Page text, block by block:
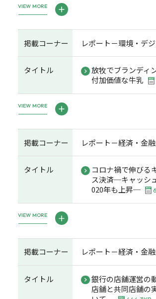
VIEW MORE
掲載コーナー レポート－環境・デ
タイトル
放牧でブランディ
付加価値な牛乳
VIEW MORE
掲載コーナー レポート－経済・金融
タイトル
コロナ禍で伸びる
ス決済─キャッシ
020年も上昇─
VIEW MORE
掲載コーナー レポート－経済・金融
タイトル
銀行の店舗運営の
店舗と共同店舗の